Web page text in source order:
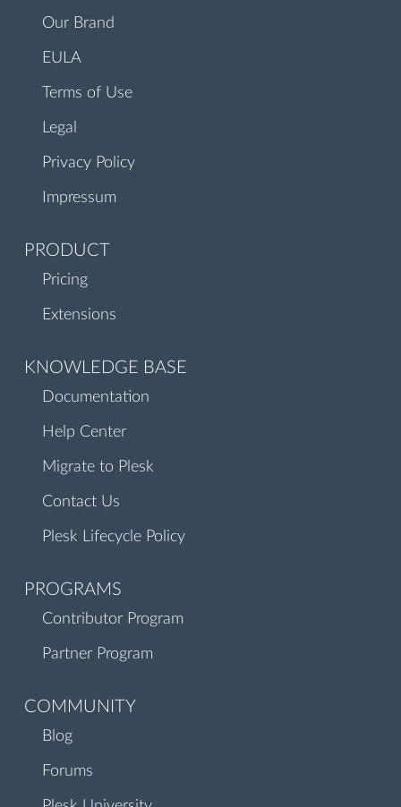
Our Brand
EULA
Terms of Use
Legal
Privacy Policy
Impressum
PRODUCT
Pricing
Extensions
KNOWLEDGE BASE
Documentation
Help Center
Migrate to Plesk
Contact Us
Plesk Lifecycle Policy
PROGRAMS
Contributor Program
Partner Program
COMMUNITY
Blog
Forums